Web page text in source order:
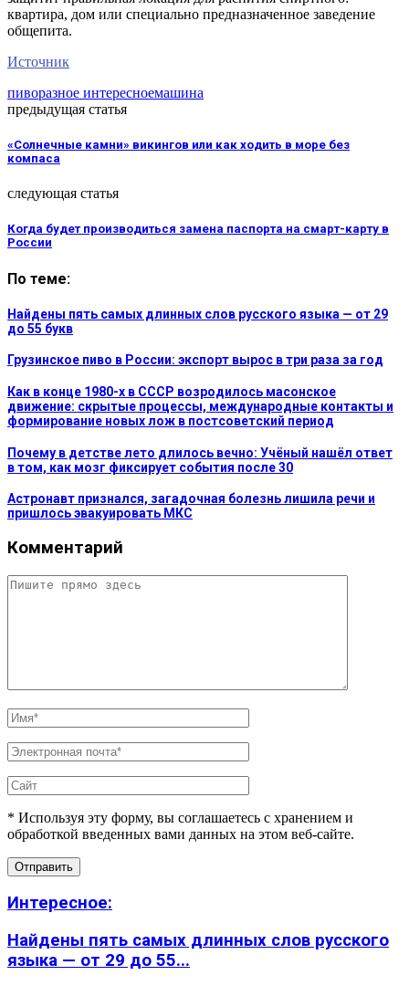
квартира, дом или специально предназначенное заведение
общепита.
Источник
пиворазное интересноемашина
предыдущая статья
«Солнечные камни» викингов или как ходить в море без
компаса
следующая статья
Когда будет производиться замена паспорта на смарт-карту в
России
По теме:
Найдены пять самых длинных слов русского языка — от 29
до 55 букв
Грузинское пиво в России: экспорт вырос в три раза за год
Как в конце 1980-х в СССР возродилось масонское
движение: скрытые процессы, международные контакты и
формирование новых лож в постсоветский период
Почему в детстве лето длилось вечно: Учёный нашёл ответ
в том, как мозг фиксирует события после 30
Астронавт признался, загадочная болезнь лишила речи и
пришлось эвакуировать МКС
Комментарий
* Используя эту форму, вы соглашаетесь с хранением и
обработкой введенных вами данных на этом веб-сайте.
Интересное:
Найдены пять самых длинных слов русского
языка — от 29 до 55...